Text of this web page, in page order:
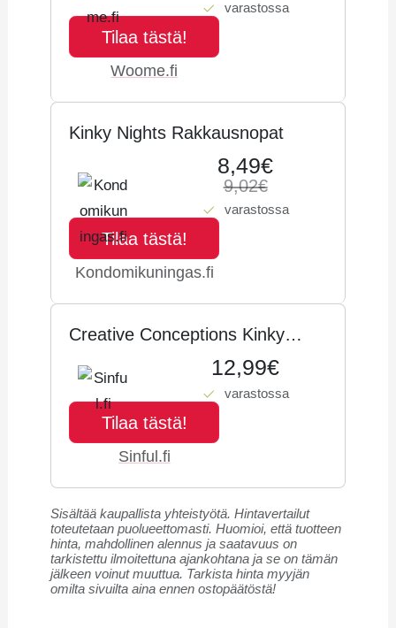
varastossa
Tilaa tästä!
Woome.fi
Kinky Nights Rakkausnopat
8,49€
9,02€
varastossa
Tilaa tästä!
Kondomikuningas.fi
Crea­ti­ve Concep­tions Kinky
Nights Dare Nopat - Se­ka­lai­set
vä­rit
12,99€
varastossa
Tilaa tästä!
Sinful.fi
Sisältää kaupallista yhteistyötä. Hintavertailut
toteutetaan puolueettomasti. Huomioi, että tuotteen
hinta, mahdollinen alennus ja saatavuus on
tarkistettu ilmoitettuna ajankohtana ja se on tämän
jälkeen voinut muuttua. Tarkista hinta myyjän
omilta sivuilta aina ennen ostopäätöstä!